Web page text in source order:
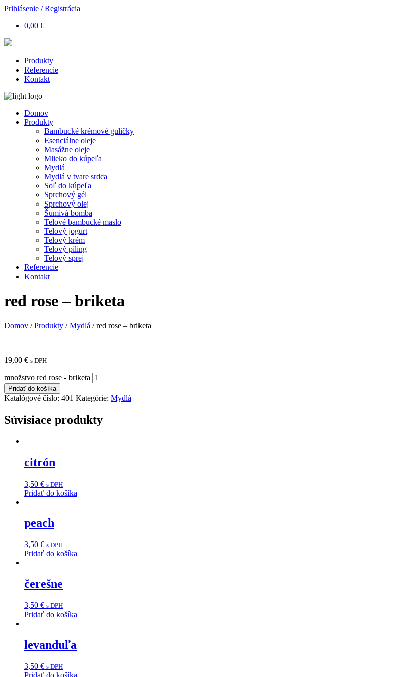
Prihlásenie / Registrácia
0,00 €
Produkty
Referencie
Kontakt
Domov
Produkty
Bambucké krémové guličky
Esenciálne oleje
Masážne oleje
Mlieko do kúpeľa
Mydlá
Mydlá v tvare srdca
Soľ do kúpeľa
Sprchový gél
Sprchový olej
Šumivá bomba
Telové bambucké maslo
Telový jogurt
Telový krém
Telový píling
Telový sprej
Referencie
Kontakt
red rose – briketa
Domov /Produkty /Mydlá /red rose – briketa
19,00 € s DPH
množstvo red rose - briketa
Pridať do košíka
Katalógové číslo: 401 Kategórie: Mydlá
Súvisiace produkty
citrón
3,50 € s DPH
Pridať do košíka
peach
3,50 € s DPH
Pridať do košíka
čerešne
3,50 € s DPH
Pridať do košíka
levanduľa
3,50 € s DPH
Pridať do košíka